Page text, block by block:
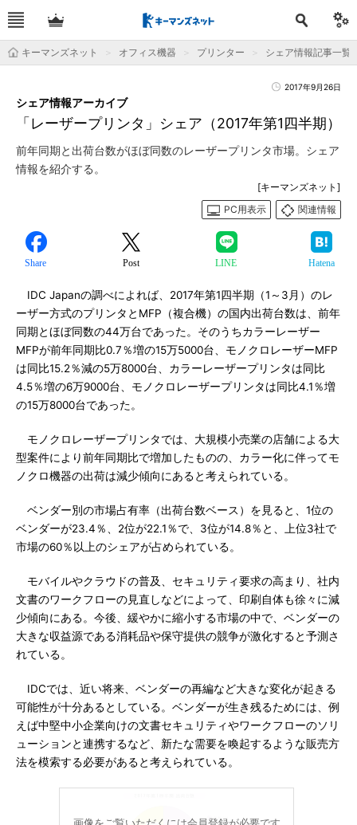
キーマンズネット オフィス機器 プリンター シェア情報記事一覧
2017年9月26日
「レーザープリンタ」シェア（2017年第1四半期）
シェア情報アーカイブ
前年同期と出荷台数がほぼ同数のレーザープリンタ市場。シェア
情報を紹介する。
[キーマンズネット]
PC用表示
関連情報
Share Post LINE Hatena
IDC Japanの調べによれば、2017年第1四半期（1～3月）のレ
ーザー方式のプリンタとMFP（複合機）の国内出荷台数は、前年
同期とほぼ同数の44万台であった。そのうちカラーレーザー
MFPが前年同期比0.7％増の15万5000台、モノクロレーザーMFP
は同比15.2％減の5万8000台、カラーレーザープリンタは同比
4.5％増の6万9000台、モノクロレーザープリンタは同比4.1％増
の15万8000台であった。
モノクロレーザープリンタでは、大規模小売業の店舗による大
型案件により前年同期比で増加したものの、カラー化に伴ってモ
ノクロ機器の出荷は減少傾向にあると考えられている。
ベンダー別の市場占有率（出荷台数ベース）を見ると、1位の
ベンダーが23.4％、2位が22.1％で、3位が14.8％と、上位3社で
市場の60％以上のシェアが占められている。
モバイルやクラウドの普及、セキュリティ要求の高まり、社内
文書のワークフローの見直しなどによって、印刷自体も徐々に減
少傾向にある。今後、緩やかに縮小する市場の中で、ベンダーの
大きな収益源である消耗品や保守提供の競争が激化すると予測さ
れている。
IDCでは、近い将来、ベンダーの再編など大きな変化が起きる
可能性が十分あるとしている。ベンダーが生き残るためには、例
えば中堅中小企業向けの文書セキュリティやワークフローのソリ
ューションと連携するなど、新たな需要を喚起するような販売方
法を模索する必要があると考えられている。